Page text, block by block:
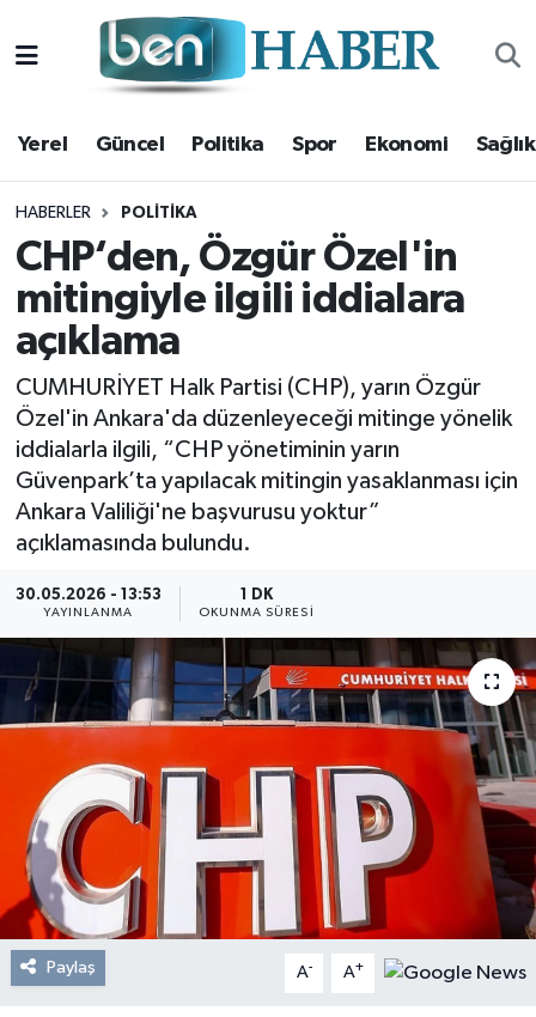
Yerel Güncel Politika Spor Ekonomi Sağlık
HABERLER POLITIKA
CHP‘den, Özgür Özel'in
mitingiyle ilgili iddialara
açıklama
CUMHURİYET Halk Partisi (CHP), yarın Özgür
Özel'in Ankara'da düzenleyeceği mitinge yönelik
iddialarla ilgili, “CHP yönetiminin yarın
Güvenpark’ta yapılacak mitingin yasaklanması için
Ankara Valiliği'ne başvurusu yoktur”
açıklamasında bulundu.
30.05.2026 - 13:53
YAYINLANMA
1 DK
OKUNMA SÜRESI
Paylaş A- A+
Yerel
Güncel
Politika
Spor
Ekonomi
Sağlık
Magazin
Kültür Sanat
Röportajlar
Hava Durumu
Trafik Durumu
Süper Lig Puan Durumu ve Fikstür
Tüm Manşetler
Son Dakika Haberleri
Haber Arşivi